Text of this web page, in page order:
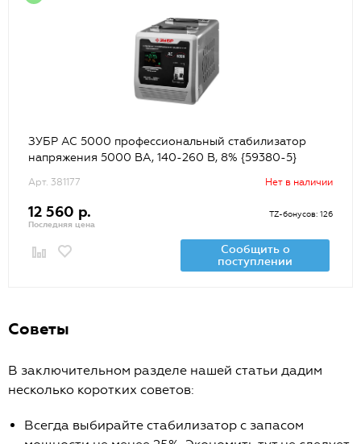
ЗУБР АС 5000 профессиональный стабилизатор
напряжения 5000 ВА, 140-260 В, 8% {59380-5}
Арт. 381177 Нет в наличии
12 560 р.
Последняя цена
TZ-бонусов: 126
Сообщить о
поступлении
Советы
В заключительном разделе нашей статьи дадим
несколько коротких советов:
Всегда выбирайте стабилизатор с запасом